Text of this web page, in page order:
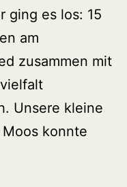
ging es los: 15
am
zusammen mit
Unsere kleine
konnte